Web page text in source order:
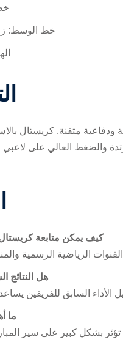
خط الوسط:
متقنة. كريستال
والضغط العالي على لاعبي
كيف يمكن متابعة
هل النتائج
ما